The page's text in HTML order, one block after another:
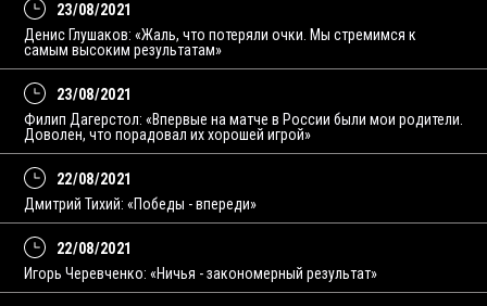
23/08/2021
Денис Глушаков: «Жаль, что потеряли очки. Мы стремимся к
самым высоким результатам»
23/08/2021
Филип Дагерстол: «Впервые на матче в России были мои родители.
Доволен, что порадовал их хорошей игрой»
22/08/2021
Дмитрий Тихий: «Победы - впереди»
22/08/2021
Игорь Черевченко: «Ничья - закономерный результат»